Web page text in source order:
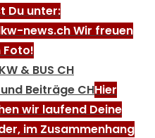
Du unter:
news.ch Wir freuen
Foto!
& BUS CH
Beiträge CHHier
wir laufend Deine
im Zusammenhang